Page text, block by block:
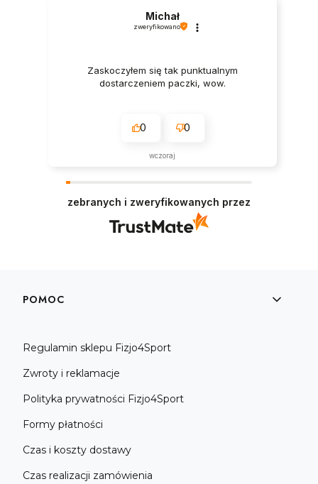
Michał
zweryfikowano
Zaskoczyłem się tak punktualnym
dostarczeniem paczki, wow.
0 0
wczoraj
zebranych i zweryfikowanych przez
Linki w stopce
POMOC
Regulamin sklepu Fizjo4Sport
Zwroty i reklamacje
Polityka prywatności Fizjo4Sport
Formy płatności
Czas i koszty dostawy
Czas realizacji zamówienia